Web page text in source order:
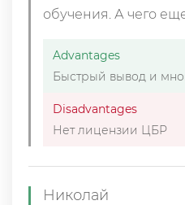
обучения. А чего
Advantages
Быстрый вывод и
Disadvantages
Нет лицензии ЦБР
Николай